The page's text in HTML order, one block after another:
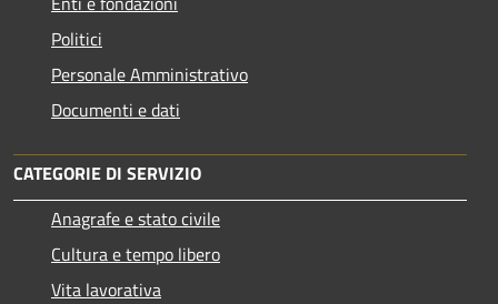
Politici
Personale Amministrativo
Documenti e dati
CATEGORIE DI SERVIZIO
Anagrafe e stato civile
Cultura e tempo libero
Vita lavorativa